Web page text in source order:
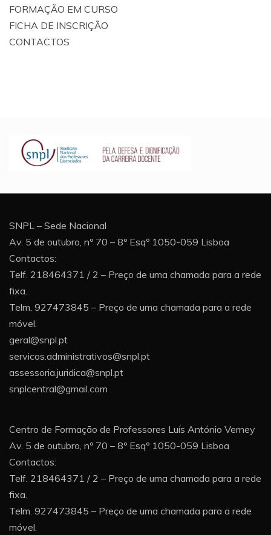
FORMAÇÃO EM CURSO
FICHA DE INSCRIÇÃO
CONTACTOS
SNPL – Sede Nacional
Av. 5 de outubro, nº 70 – 8º Esqº 1050-059 Lisboa
Contactos:
Telf. 218464371 / 2 – Preço de uma chamada para a rede
fixa.
Telm. 927473845 – Preço de uma chamada para a rede
móvel.
geral@snpl.pt
servicos.administrativos@snpl.pt
assessoria.juridica@snpl.pt
snplcentral@gmail.com
Centro de Formação de Professores Luís António Verney
Av. 5 de outubro, nº 70 – 8º Esqº 1050-059 Lisboa
Contactos:
Telf. 218464371 / 2 – Preço de uma chamada para a rede
fixa.
Telm. 927473845 – Preço de uma chamada para a rede
móvel.